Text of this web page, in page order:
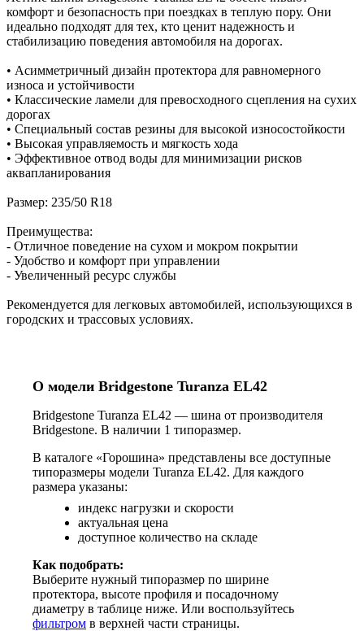
комфорт и безопасность при поездках в теплую пору. Они
идеально подходят для тех, кто ценит надежность и
стабилизацию поведения автомобиля на дорогах.
• Асимметричный дизайн протектора для равномерного
износа и устойчивости
• Классические ламели для превосходного сцепления на сухих
дорогах
• Специальный состав резины для высокой износостойкости
• Высокая управляемость и мягкость хода
• Эффективное отвод воды для минимизации рисков
аквапланирования
Размер: 235/50 R18
Преимущества:
- Отличное поведение на сухом и мокром покрытии
- Удобство и комфорт при управлении
- Увеличенный ресурс службы
Рекомендуется для легковых автомобилей, использующихся в
городских и трассовых условиях.
О модели Bridgestone Turanza EL42
Bridgestone Turanza EL42 — шина от производителя
Bridgestone. В наличии 1 типоразмер.
В каталоге «Горошина» представлены все доступные
типоразмеры модели Turanza EL42. Для каждого
размера указаны:
индекс нагрузки и скорости
актуальная цена
доступное количество на складе
Как подобрать:
Выберите нужный типоразмер по ширине
протектора, высоте профиля и посадочному
диаметру в таблице ниже. Или воспользуйтесь
фильтром в верхней части страницы.